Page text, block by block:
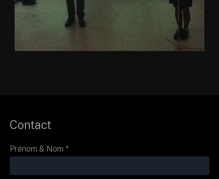
Contact
Prénom & Nom *